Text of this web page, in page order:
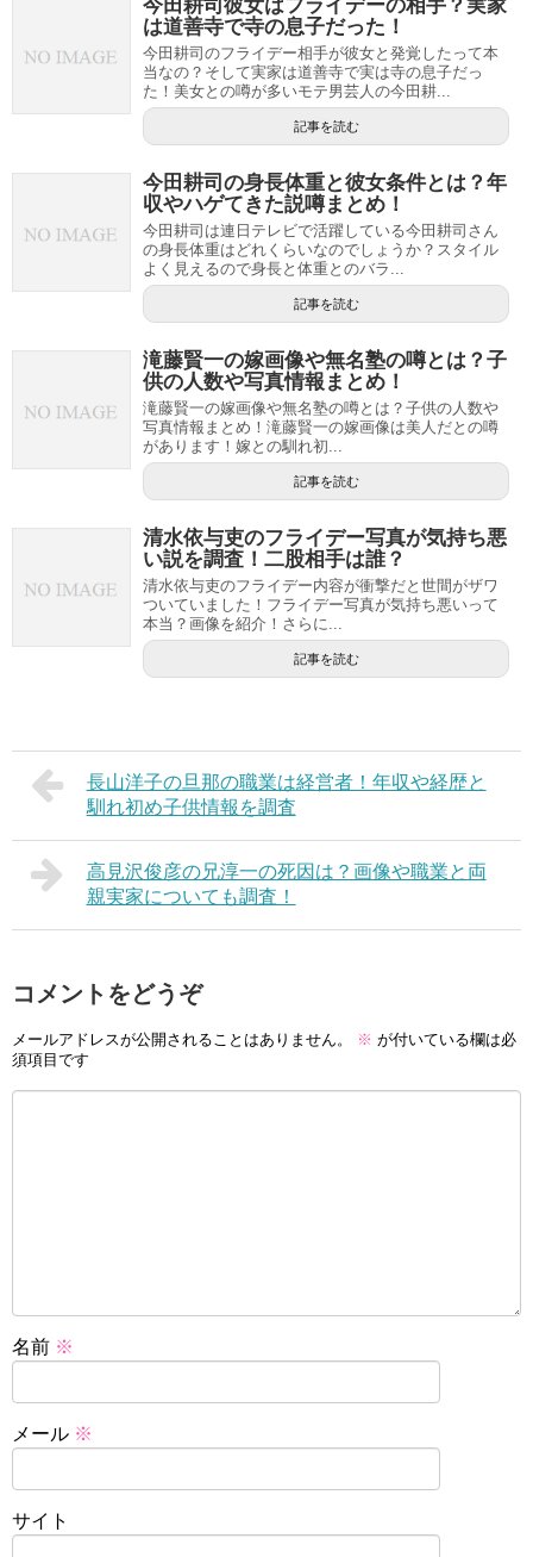
今田耕司彼女はフライデーの相手？実家
は道善寺で寺の息子だった！
今田耕司のフライデー相手が彼女と発覚したって本
当なの？そして実家は道善寺で実は寺の息子だっ
た！美女との噂が多いモテ男芸人の今田耕...
記事を読む
今田耕司の身長体重と彼女条件とは？年
収やハゲてきた説噂まとめ！
今田耕司は連日テレビで活躍している今田耕司さん
の身長体重はどれくらいなのでしょうか？スタイル
よく見えるので身長と体重とのバラ...
記事を読む
滝藤賢一の嫁画像や無名塾の噂とは？子
供の人数や写真情報まとめ！
滝藤賢一の嫁画像や無名塾の噂とは？子供の人数や
写真情報まとめ！滝藤賢一の嫁画像は美人だとの噂
があります！嫁との馴れ初...
記事を読む
清水依与吏のフライデー写真が気持ち悪
い説を調査！二股相手は誰？
清水依与吏のフライデー内容が衝撃だと世間がザワ
ついていました！フライデー写真が気持ち悪いって
本当？画像を紹介！さらに...
記事を読む
長山洋子の旦那の職業は経営者！年収や経歴と
馴れ初め子供情報を調査
高見沢俊彦の兄淳一の死因は？画像や職業と両
親実家についても調査！
コメントをどうぞ
メールアドレスが公開されることはありません。 ※ が付いている欄は必
須項目です
名前 ※
メール ※
サイト